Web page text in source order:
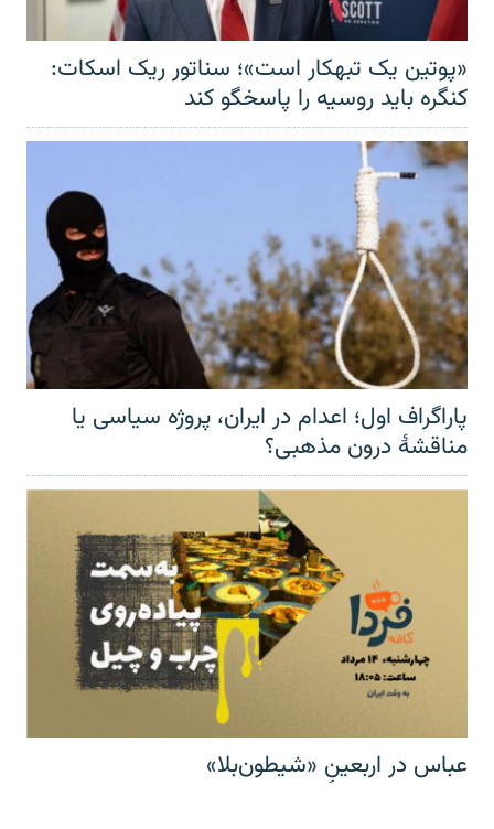
«پوتین یک تبهکار است»؛ سناتور ریک اسکات:
کنگره باید روسیه را پاسخگو کند
پاراگراف اول؛ اعدام در ایران، پروژه سیاسی یا
مناقشهٔ درون مذهبی؟
عباس در اربعینِ «شیطون‌بلا»